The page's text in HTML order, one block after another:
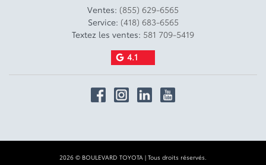
Ventes: (855) 629-6565
Service: (418) 683-6565
Textez les ventes: 581 709-5419
4.1
2026 © BOULEVARD TOYOTA | Tous droits réservés.